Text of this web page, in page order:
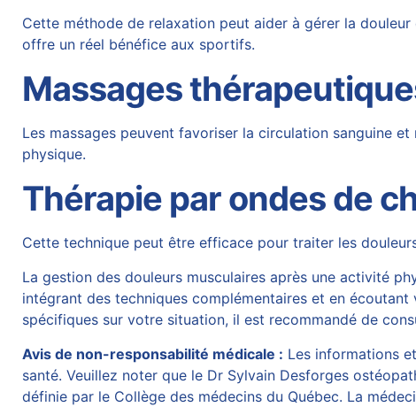
Cette méthode de relaxation peut aider à gérer la
offre un réel bénéfice aux sportifs.
Massages
Les massages peuvent favoriser la circulation sanguine
physique.
Thérapie par ondes de
Cette technique peut être efficace pour traiter les
La gestion des douleurs musculaires après une activité
intégrant des techniques complémentaires et en
spécifiques sur votre situation, il est recommandé de
Avis de non-responsabilité médicale : Les informations
santé. Veuillez noter que le Dr Sylvain Desforges
définie par le Collège des médecins du Québec. La